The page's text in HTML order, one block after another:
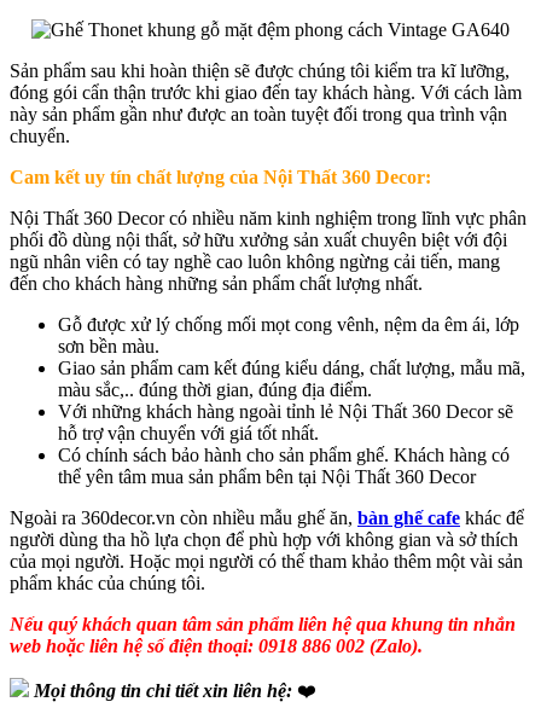
Sản phẩm sau khi hoàn thiện sẽ được chúng tôi kiểm tra kĩ lưỡng,
đóng gói cẩn thận trước khi giao đến tay khách hàng. Với cách làm
này sản phẩm gần như được an toàn tuyệt đối trong qua trình vận
chuyển.
Cam kết uy tín chất lượng của Nội Thất 360 Decor:
Nội Thất 360 Decor có nhiều năm kinh nghiệm trong lĩnh vực phân
phối đồ dùng nội thất, sở hữu xưởng sản xuất chuyên biệt với đội
ngũ nhân viên có tay nghề cao luôn không ngừng cải tiến, mang
đến cho khách hàng những sản phẩm chất lượng nhất.
Gỗ được xử lý chống mối mọt cong vênh, nệm da êm ái, lớp
sơn bền màu.
Giao sản phẩm cam kết đúng kiểu dáng, chất lượng, mẫu mã,
màu sắc,.. đúng thời gian, đúng địa điểm.
Với những khách hàng ngoài tỉnh lẻ Nội Thất 360 Decor sẽ
hỗ trợ vận chuyển với giá tốt nhất.
Có chính sách bảo hành cho sản phẩm ghế. Khách hàng có
thể yên tâm mua sản phẩm bên tại Nội Thất 360 Decor
Ngoài ra 360decor.vn còn nhiều mẫu ghế ăn, bàn ghế cafe khác để
người dùng tha hồ lựa chọn để phù hợp với không gian và sở thích
của mọi người. Hoặc mọi người có thế tham khảo thêm một vài sản
phẩm khác của chúng tôi.
Nếu quý khách quan tâm sản phẩm liên hệ qua khung tin nhắn
web hoặc liên hệ số điện thoại: 0918 886 002 (Zalo).
Mọi thông tin chi tiết xin liên hệ: ❤️